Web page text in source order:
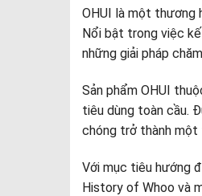
OHUI là một thương
Nổi bật trong việc
những giải pháp
Sản phẩm OHUI
tiêu dùng toàn cầu.
chóng trở thành một
Với mục tiêu hướng
History of Whoo và